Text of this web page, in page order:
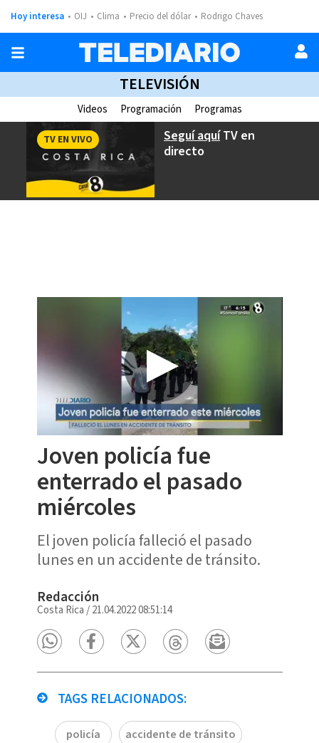
Hoy interesa OIJ Clima Precio del dólar Rodrigo Chaves
TELEVISIÓN
Videos Programación Programas
Seguí aquíTV en
directo
TV EN VIVO
Joven policía fue
enterrado el pasado
miércoles
El joven policía falleció el pasado
lunes en un accidente de tránsito.
Redacción
Costa Rica /21.04.2022 08:51:14
TAGS RELACIONADOS:
policía accidente de tránsito